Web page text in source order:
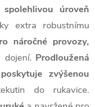
spolehlivou úroveň
extra robustnímu
náročné provozy,
Prodloužená
zvýšenou
do rukavice.